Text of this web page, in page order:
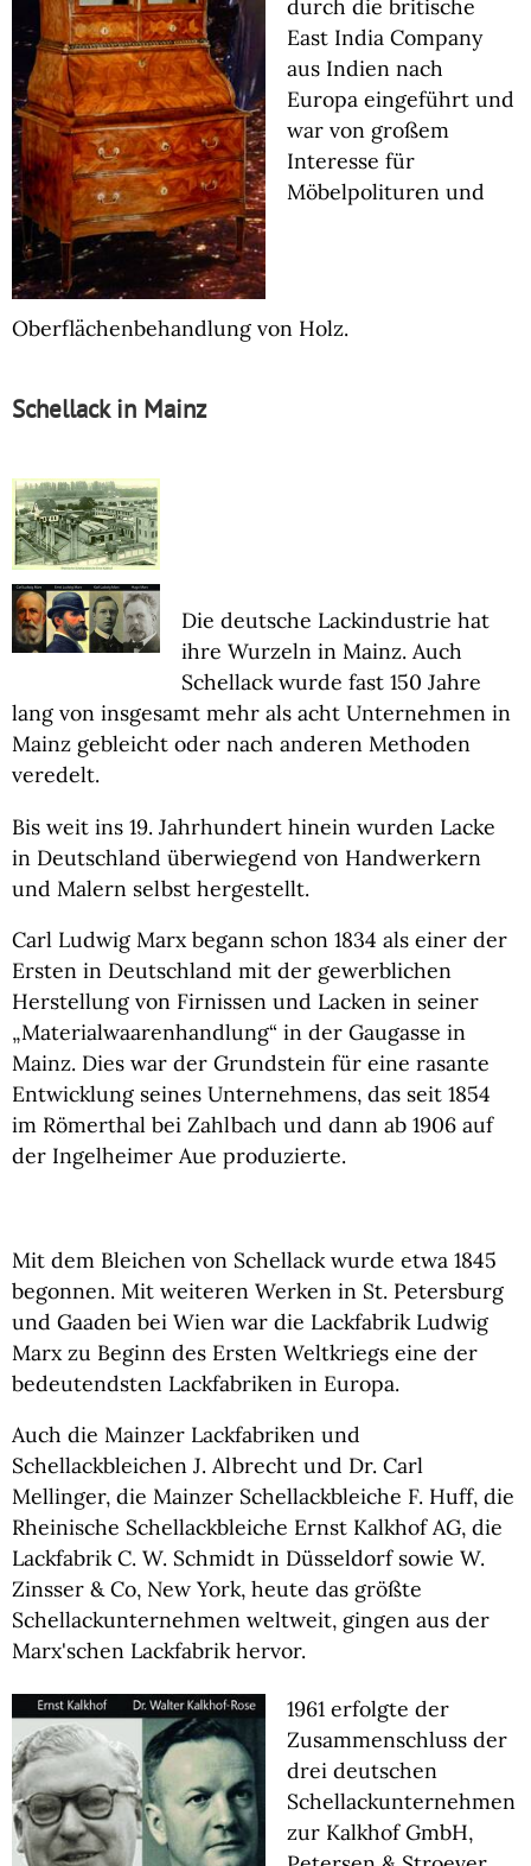
durch die britische
East India Company
aus Indien nach
Europa eingeführt und
war von großem
Interesse für
Möbelpolituren und
Oberflächenbehandlung von Holz.
Schellack in Mainz
Die deutsche Lackindustrie hat
ihre Wurzeln in Mainz. Auch
Schellack wurde fast 150 Jahre
lang von insgesamt mehr als acht Unternehmen in
Mainz gebleicht oder nach anderen Methoden
veredelt.
Bis weit ins 19. Jahrhundert hinein wurden Lacke
in Deutschland überwiegend von Handwerkern
und Malern selbst hergestellt.
Carl Ludwig Marx begann schon 1834 als einer der
Ersten in Deutschland mit der gewerblichen
Herstellung von Firnissen und Lacken in seiner
„Materialwaarenhandlung“ in der Gaugasse in
Mainz. Dies war der Grundstein für eine rasante
Entwicklung seines Unternehmens, das seit 1854
im Römerthal bei Zahlbach und dann ab 1906 auf
der Ingelheimer Aue produzierte.
Mit dem Bleichen von Schellack wurde etwa 1845
begonnen. Mit weiteren Werken in St. Petersburg
und Gaaden bei Wien war die Lackfabrik Ludwig
Marx zu Beginn des Ersten Weltkriegs eine der
bedeutendsten Lackfabriken in Europa.
Auch die Mainzer Lackfabriken und
Schellackbleichen J. Albrecht und Dr. Carl
Mellinger, die Mainzer Schellackbleiche F. Huff, die
Rheinische Schellackbleiche Ernst Kalkhof AG, die
Lackfabrik C. W. Schmidt in Düsseldorf sowie W.
Zinsser & Co, New York, heute das größte
Schellackunternehmen weltweit, gingen aus der
Marx'schen Lackfabrik hervor.
1961 erfolgte der
Zusammenschluss der
drei deutschen
Schellackunternehmen
zur Kalkhof GmbH,